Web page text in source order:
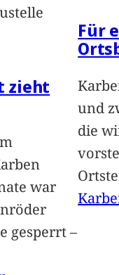
zieht
war
gesperrt –
Für
und
die